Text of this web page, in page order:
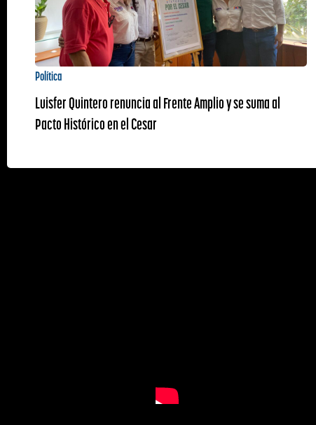
Política
Luisfer Quintero renuncia al Frente Amplio y se suma al
Pacto Histórico en el Cesar